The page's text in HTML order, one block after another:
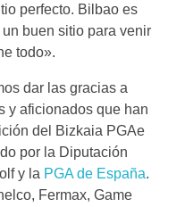
perfecto. Bilbao es
buen sitio para venir
todo».
dar las gracias a
y aficionados que han
del Bizkaia PGAe
por la Diputación
y la PGA de España.
Fermax, Game